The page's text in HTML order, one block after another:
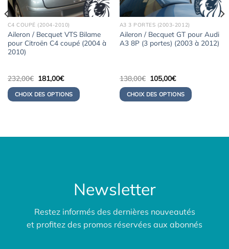
C4 COUPÉ (2004-2010)
Aileron / Becquet VTS Bilame
pour Citroën C4 coupé (2004 à
2010)
232,00€ Le
initial
était :
232,00€.
181,00€Le
actuel
est :
181,00€.
CHOIX DES OPTIONS
A3 3 PORTES (2003-2012)
Aileron / Becquet GT pour Audi
A3 8P (3 portes) (2003 à 2012)
138,00€ Le
prix
initial
était :
138,00€.
105,00€Le
actuel
est :
105,00€.
CHOIX DES OPTIONS
Newsletter
Restez informés des dernières nouveautés
et profitez des promos réservées aux abonnés